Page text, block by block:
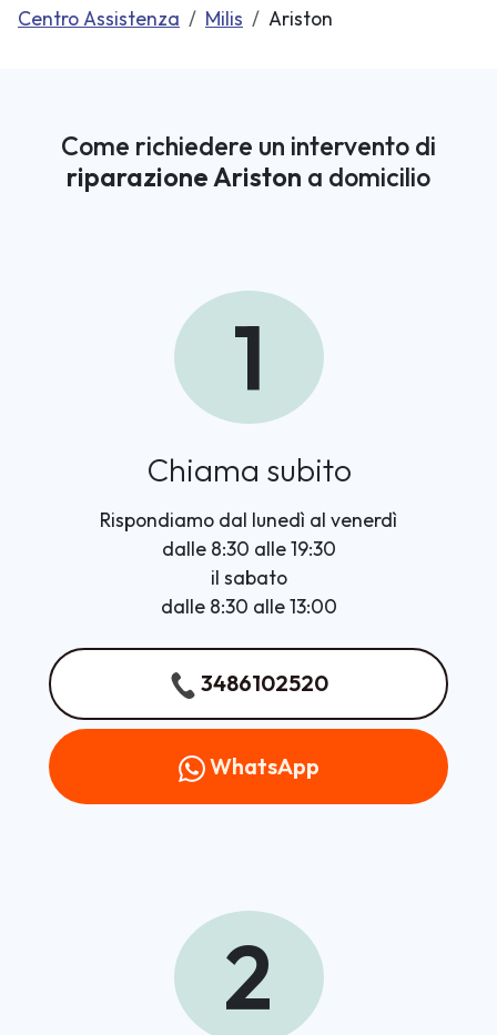
Centro Assistenza Milis Ariston
Come richiedere un intervento di
riparazione Ariston a domicilio
1
Chiama subito
Rispondiamo dal lunedì al venerdì
dalle 8:30 alle 19:30
il sabato
dalle 8:30 alle 13:00
3486102520
WhatsApp
2